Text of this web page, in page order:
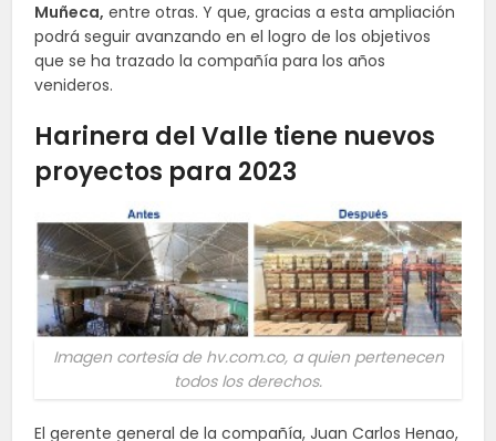
Muñeca, entre otras. Y que, gracias a esta ampliación
podrá seguir avanzando en el logro de los objetivos
que se ha trazado la compañía para los años
venideros.
Harinera del Valle tiene nuevos
proyectos para 2023
Imagen cortesía de hv.com.co, a quien pertenecen
todos los derechos.
El gerente general de la compañía, Juan Carlos Henao,